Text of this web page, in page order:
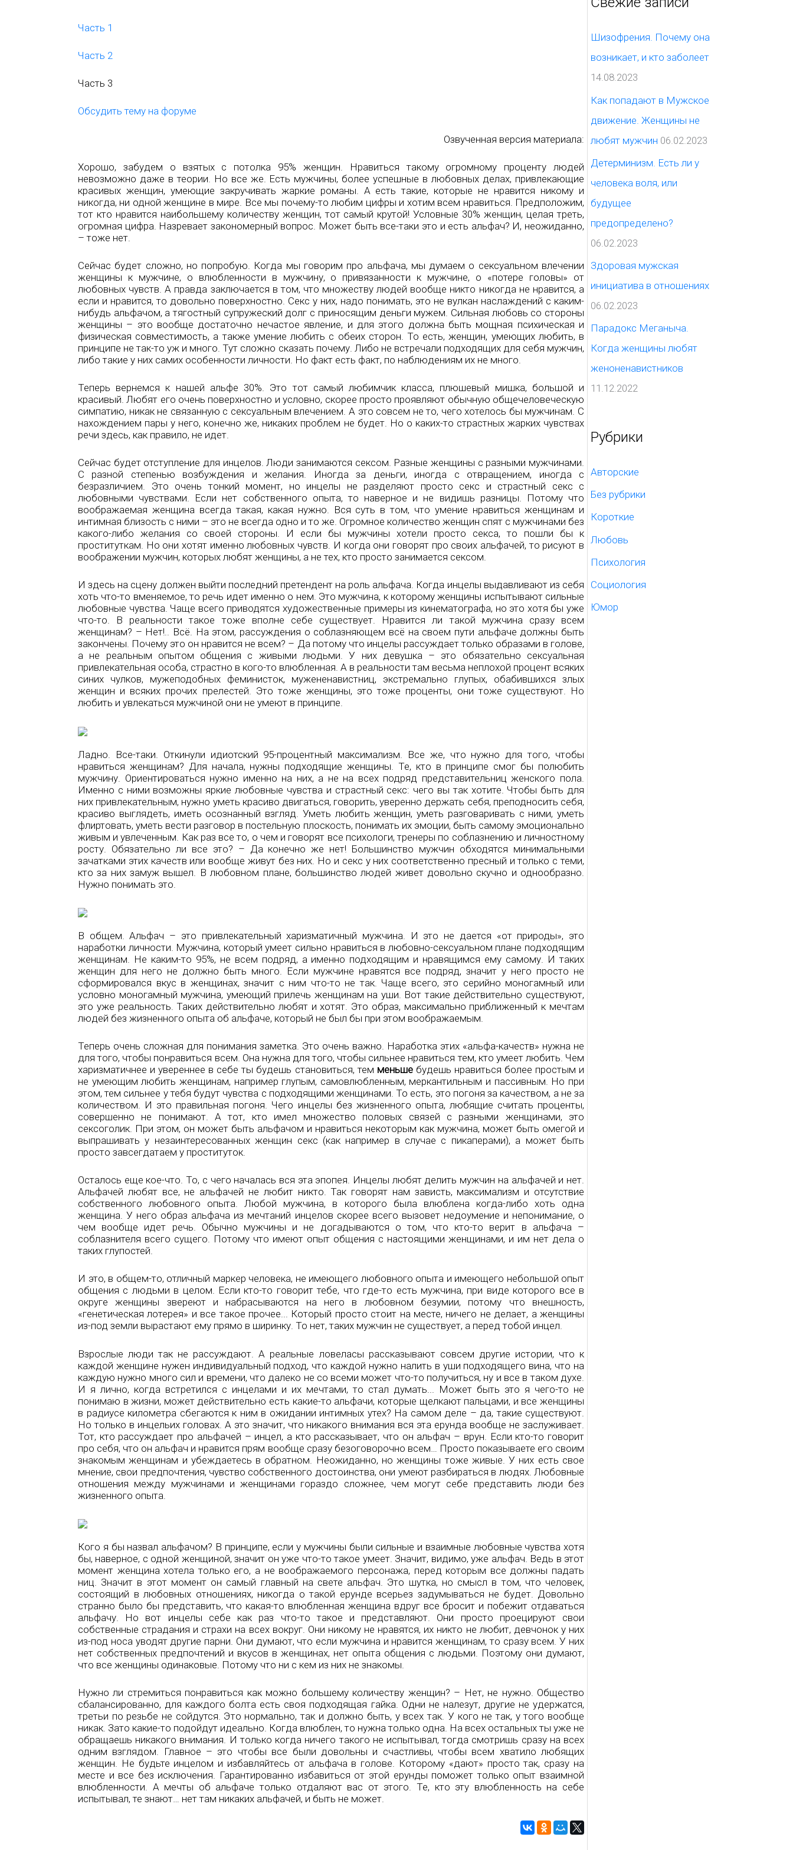
Часть 1
Часть 2
Часть 3
Обсудить тему на форуме
Озвученная версия материала:
Хорошо, забудем о взятых с потолка 95% женщин. Нравиться такому огромному проценту людей
невозможно даже в теории. Но все же. Есть мужчины, более успешные в любовных делах, привлекающие
красивых женщин, умеющие закручивать жаркие романы. А есть такие, которые не нравится никому и
никогда, ни одной женщине в мире. Все мы почему-то любим цифры и хотим всем нравиться. Предположим,
тот кто нравится наибольшему количеству женщин, тот самый крутой! Условные 30% женщин, целая треть,
огромная цифра. Назревает закономерный вопрос. Может быть все-таки это и есть альфач? И, неожиданно,
– тоже нет.
Сейчас будет сложно, но попробую. Когда мы говорим про альфача, мы думаем о сексуальном влечении
женщины к мужчине, о влюбленности в мужчину, о привязанности к мужчине, о «потере головы» от
любовных чувств. А правда заключается в том, что множеству людей вообще никто никогда не нравится, а
если и нравится, то довольно поверхностно. Секс у них, надо понимать, это не вулкан наслаждений с каким-
нибудь альфачом, а тягостный супружеский долг с приносящим деньги мужем. Сильная любовь со стороны
женщины – это вообще достаточно нечастое явление, и для этого должна быть мощная психическая и
физическая совместимость, а также умение любить с обеих сторон. То есть, женщин, умеющих любить, в
принципе не так-то уж и много. Тут сложно сказать почему. Либо не встречали подходящих для себя мужчин,
либо такие у них самих особенности личности. Но факт есть факт, по наблюдениям их не много.
Теперь вернемся к нашей альфе 30%. Это тот самый любимчик класса, плюшевый мишка, большой и
красивый. Любят его очень поверхностно и условно, скорее просто проявляют обычную общечеловеческую
симпатию, никак не связанную с сексуальным влечением. А это совсем не то, чего хотелось бы мужчинам. С
нахождением пары у него, конечно же, никаких проблем не будет. Но о каких-то страстных жарких чувствах
речи здесь, как правило, не идет.
Сейчас будет отступление для инцелов. Люди занимаются сексом. Разные женщины с разными мужчинами.
С разной степенью возбуждения и желания. Иногда за деньги, иногда с отвращением, иногда с
безразличием. Это очень тонкий момент, но инцелы не разделяют просто секс и страстный секс с
любовными чувствами. Если нет собственного опыта, то наверное и не видишь разницы. Потому что
воображаемая женщина всегда такая, какая нужно. Вся суть в том, что умение нравиться женщинам и
интимная близость с ними – это не всегда одно и то же. Огромное количество женщин спят с мужчинами без
какого-либо желания со своей стороны. И если бы мужчины хотели просто секса, то пошли бы к
проституткам. Но они хотят именно любовных чувств. И когда они говорят про своих альфачей, то рисуют в
воображении мужчин, которых любят женщины, а не тех, кто просто занимается сексом.
И здесь на сцену должен выйти последний претендент на роль альфача. Когда инцелы выдавливают из себя
хоть что-то вменяемое, то речь идет именно о нем. Это мужчина, к которому женщины испытывают сильные
любовные чувства. Чаще всего приводятся художественные примеры из кинематографа, но это хотя бы уже
что-то. В реальности такое тоже вполне себе существует. Нравится ли такой мужчина сразу всем
женщинам? – Нет!.. Всё. На этом, рассуждения о соблазняющем всё на своем пути альфаче должны быть
закончены. Почему это он нравится не всем? – Да потому что инцелы рассуждает только образами в голове,
а не реальным опытом общения с живыми людьми. У них девушка – это обязательно сексуальная
привлекательная особа, страстно в кого-то влюбленная. А в реальности там весьма неплохой процент всяких
синих чулков, мужеподобных феминисток, мужененавистниц, экстремально глупых, обабившихся злых
женщин и всяких прочих прелестей. Это тоже женщины, это тоже проценты, они тоже существуют. Но
любить и увлекаться мужчиной они не умеют в принципе.
Ладно. Все-таки. Откинули идиотский 95-процентный максимализм. Все же, что нужно для того, чтобы
нравиться женщинам? Для начала, нужны подходящие женщины. Те, кто в принципе смог бы полюбить
мужчину. Ориентироваться нужно именно на них, а не на всех подряд представительниц женского пола.
Именно с ними возможны яркие любовные чувства и страстный секс: чего вы так хотите. Чтобы быть для
них привлекательным, нужно уметь красиво двигаться, говорить, уверенно держать себя, преподносить себя,
красиво выглядеть, иметь осознанный взгляд. Уметь любить женщин, уметь разговаривать с ними, уметь
флиртовать, уметь вести разговор в постельную плоскость, понимать их эмоции, быть самому эмоционально
живым и увлеченным. Как раз все то, о чем и говорят все психологи, тренеры по соблазнению и личностному
росту. Обязательно ли все это? – Да конечно же нет! Большинство мужчин обходятся минимальными
зачатками этих качеств или вообще живут без них. Но и секс у них соответственно пресный и только с теми,
кто за них замуж вышел. В любовном плане, большинство людей живет довольно скучно и однообразно.
Нужно понимать это.
В общем. Альфач – это привлекательный харизматичный мужчина. И это не дается «от природы», это
наработки личности. Мужчина, который умеет сильно нравиться в любовно-сексуальном плане подходящим
женщинам. Не каким-то 95%, не всем подряд, а именно подходящим и нравящимся ему самому. И таких
женщин для него не должно быть много. Если мужчине нравятся все подряд, значит у него просто не
сформировался вкус в женщинах, значит с ним что-то не так. Чаще всего, это серийно моногамный или
условно моногамный мужчина, умеющий прилечь женщинам на уши. Вот такие действительно существуют,
это уже реальность. Таких действительно любят и хотят. Это образ, максимально приближенный к мечтам
людей без жизненного опыта об альфаче, который не был бы при этом воображаемым.
Теперь очень сложная для понимания заметка. Это очень важно. Наработка этих «альфа-качеств» нужна не
для того, чтобы понравиться всем. Она нужна для того, чтобы сильнее нравиться тем, кто умеет любить. Чем
харизматичнее и увереннее в себе ты будешь становиться, тем меньшебудешь нравиться более простым и
не умеющим любить женщинам, например глупым, самовлюбленным, меркантильным и пассивным. Но при
этом, тем сильнее у тебя будут чувства с подходящими женщинами. То есть, это погоня за качеством, а не за
количеством. И это правильная погоня. Чего инцелы без жизненного опыта, любящие считать проценты,
совершенно не понимают. А тот, кто имел множество половых связей с разными женщинами, это
сексоголик. При этом, он может быть альфачом и нравиться некоторым как мужчина, может быть омегой и
выпрашивать у незаинтересованных женщин секс (как например в случае с пикаперами), а может быть
просто завсегдатаем у проституток.
Осталось еще кое-что. То, с чего началась вся эта эпопея. Инцелы любят делить мужчин на альфачей и нет.
Альфачей любят все, не альфачей не любит никто. Так говорят нам зависть, максимализм и отсутствие
собственного любовного опыта. Любой мужчина, в которого была влюблена когда-либо хоть одна
женщина. У него образ альфача из мечтаний инцелов скорее всего вызовет недоумение и непонимание, о
чем вообще идет речь. Обычно мужчины и не догадываются о том, что кто-то верит в альфача –
соблазнителя всего сущего. Потому что имеют опыт общения с настоящими женщинами, и им нет дела о
таких глупостей.
И это, в общем-то, отличный маркер человека, не имеющего любовного опыта и имеющего небольшой опыт
общения с людьми в целом. Если кто-то говорит тебе, что где-то есть мужчина, при виде которого все в
округе женщины звереют и набрасываются на него в любовном безумии, потому что внешность,
«генетическая лотерея» и все такое прочее... Который просто стоит на месте, ничего не делает, а женщины
из-под земли вырастают ему прямо в ширинку. То нет, таких мужчин не существует, а перед тобой инцел.
Взрослые люди так не рассуждают. А реальные ловеласы рассказывают совсем другие истории, что к
каждой женщине нужен индивидуальный подход, что каждой нужно налить в уши подходящего вина, что на
каждую нужно много сил и времени, что далеко не со всеми может что-то получиться, ну и все в таком духе.
И я лично, когда встретился с инцелами и их мечтами, то стал думать... Может быть это я чего-то не
понимаю в жизни, может действительно есть какие-то альфачи, которые щелкают пальцами, и все женщины
в радиусе километра сбегаются к ним в ожидании интимных утех? На самом деле – да, такие существуют.
Но только в инцельих головах. А это значит, что никакого внимания вся эта ерунда вообще не заслуживает.
Тот, кто рассуждает про альфачей – инцел, а кто рассказывает, что он альфач – врун. Если кто-то говорит
про себя, что он альфач и нравится прям вообще сразу безоговорочно всем… Просто показываете его своим
знакомым женщинам и убеждаетесь в обратном. Неожиданно, но женщины тоже живые. У них есть свое
мнение, свои предпочтения, чувство собственного достоинства, они умеют разбираться в людях. Любовные
отношения между мужчинами и женщинами гораздо сложнее, чем могут себе представить люди без
жизненного опыта.
Кого я бы назвал альфачом? В принципе, если у мужчины были сильные и взаимные любовные чувства хотя
бы, наверное, с одной женщиной, значит он уже что-то такое умеет. Значит, видимо, уже альфач. Ведь в этот
момент женщина хотела только его, а не воображаемого персонажа, перед которым все должны падать
ниц. Значит в этот момент он самый главный на свете альфач. Это шутка, но смысл в том, что человек,
состоящий в любовных отношениях, никогда о такой ерунде всерьез задумываться не будет. Довольно
странно было бы представить, что какая-то влюбленная женщина вдруг все бросит и побежит отдаваться
альфачу. Но вот инцелы себе как раз что-то такое и представляют. Они просто проецируют свои
собственные страдания и страхи на всех вокруг. Они никому не нравятся, их никто не любит, девчонок у них
из-под носа уводят другие парни. Они думают, что если мужчина и нравится женщинам, то сразу всем. У них
нет собственных предпочтений и вкусов в женщинах, нет опыта общения с людьми. Поэтому они думают,
что все женщины одинаковые. Потому что ни с кем из них не знакомы.
Нужно ли стремиться понравиться как можно большему количеству женщин? – Нет, не нужно. Общество
сбалансированно, для каждого болта есть своя подходящая гайка. Одни не налезут, другие не удержатся,
третьи по резьбе не сойдутся. Это нормально, так и должно быть, у всех так. У кого не так, у того вообще
никак. Зато какие-то подойдут идеально. Когда влюблен, то нужна только одна. На всех остальных ты уже не
обращаешь никакого внимания. И только когда ничего такого не испытывал, тогда смотришь сразу на всех
одним взглядом. Главное – это чтобы все были довольны и счастливы, чтобы всем хватило любящих
женщин. Не будьте инцелом и избавляйтесь от альфача в голове. Которому «дают» просто так, сразу на
месте и все без исключения. Гарантированно избавиться от этой ерунды поможет только опыт взаимной
влюбленности. А мечты об альфаче только отдаляют вас от этого. Те, кто эту влюбленность на себе
испытывал, те знают… нет там никаких альфачей, и быть не может.
к
:
Шизофрения. Почему она
возникает, и кто заболеет
14.08.2023
Как попадают в Мужское
движение. Женщины не
любят мужчин 06.02.2023
Детерминизм. Есть ли у
человека воля, или
будущее
предопределено?
06.02.2023
Здоровая мужская
инициатива в отношениях
06.02.2023
Парадокс Меганыча.
Когда женщины любят
женоненавистников
11.12.2022
Рубрики
Авторские
Без рубрики
Короткие
Любовь
Психология
Социология
Юмор